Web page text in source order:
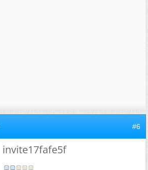
#6
invite17fafe5f